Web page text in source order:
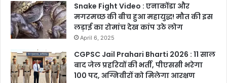
Snake Fight Video : एनाकोंडा और
मगरमच्छ की बीच हुआ महायुद्ध! मौत की इस
लड़ाई का रोमांच देख कांप उठे लोग
April 6, 2025
CGPSC Jail Prahari Bharti 2026 : 11 साल
बाद जेल प्रहरियों की भर्ती, पीएससी भरेगा
100 पद, अग्निवीरों को मिलेगा आरक्षण